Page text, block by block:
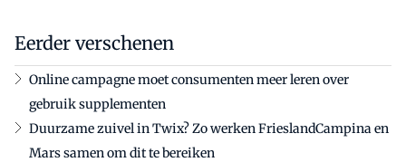
Eerder verschenen
Online campagne moet consumenten meer leren over
gebruik supplementen
Duurzame zuivel in Twix? Zo werken FrieslandCampina en
Mars samen om dit te bereiken